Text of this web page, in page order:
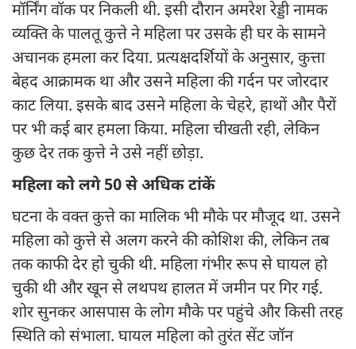
मॉर्निंग वॉक पर निकली थी. इसी दौरान अमरेश रेड्डी नामक
व्यक्ति के पालतू कुत्ते ने महिला पर उसके ही घर के सामने
अचानक हमला कर दिया. प्रत्यक्षदर्शियों के अनुसार, कुत्ता
बेहद आक्रामक था और उसने महिला की गर्दन पर जोरदार
काट लिया. इसके बाद उसने महिला के चेहरे, हाथों और पैरों
पर भी कई बार हमला किया. महिला चीखती रही, लेकिन
कुछ देर तक कुत्ते ने उसे नहीं छोड़ा.
महिला को लगे 50 से अधिक टांकें
घटना के वक्त कुत्ते का मालिक भी मौके पर मौजूद था. उसने
महिला को कुत्ते से अलग करने की कोशिश की, लेकिन तब
तक काफी देर हो चुकी थी. महिला गंभीर रूप से घायल हो
चुकी थी और खून से लथपथ हालत में जमीन पर गिर गई.
शोर सुनकर आसपास के लोग मौके पर पहुंचे और किसी तरह
स्थिति को संभाला. घायल महिला को तुरंत सेंट जॉन